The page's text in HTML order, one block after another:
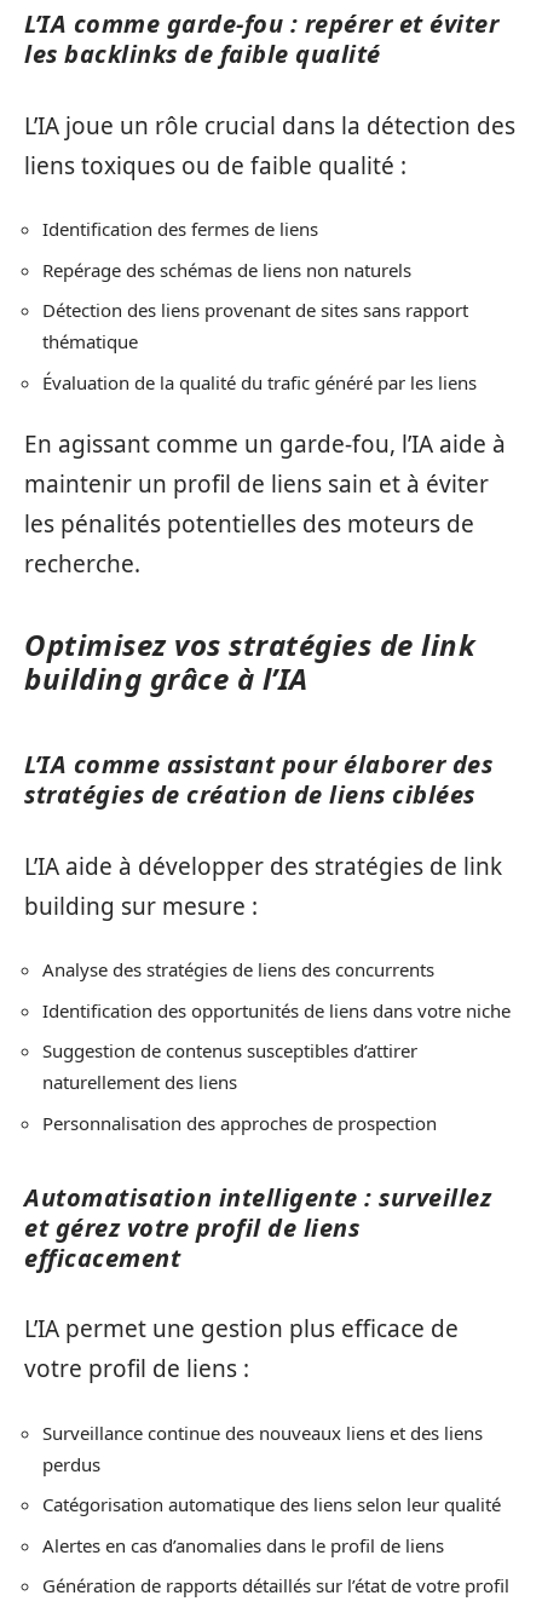
L’IA comme garde-fou : repérer et éviter
les backlinks de faible qualité
L’IA joue un rôle crucial dans la détection des
liens toxiques ou de faible qualité :
Identification des fermes de liens
Repérage des schémas de liens non naturels
Détection des liens provenant de sites sans rapport
thématique
Évaluation de la qualité du trafic généré par les liens
En agissant comme un garde-fou, l’IA aide à
maintenir un profil de liens sain et à éviter
les pénalités potentielles des moteurs de
recherche.
Optimisez vos stratégies de link
building grâce à l’IA
L’IA comme assistant pour élaborer des
stratégies de création de liens ciblées
L’IA aide à développer des stratégies de link
building sur mesure :
Analyse des stratégies de liens des concurrents
Identification des opportunités de liens dans votre niche
Suggestion de contenus susceptibles d’attirer
naturellement des liens
Personnalisation des approches de prospection
Automatisation intelligente : surveillez
et gérez votre profil de liens
efficacement
L’IA permet une gestion plus efficace de
votre profil de liens :
Surveillance continue des nouveaux liens et des liens
perdus
Catégorisation automatique des liens selon leur qualité
Alertes en cas d’anomalies dans le profil de liens
Génération de rapports détaillés sur l’état de votre profil